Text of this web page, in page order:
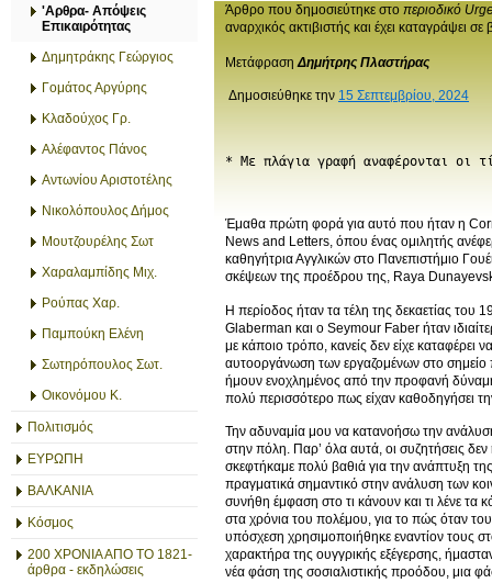
'Αρθρα- Απόψεις
Επικαιρότητας
Δημητράκης Γεώργιος
Γομάτος Αργύρης
Κλαδούχος Γρ.
Αλέφαντος Πάνος
Αντωνίου Αριστοτέλης
Νικολόπουλος Δήμος
Μουτζουρέλης Σωτ
Χαραλαμπίδης Μιχ.
Ρούπας Χαρ.
Παμπούκη Ελένη
Σωτηρόπουλος Σωτ.
Οικονόμου Κ.
Πολιτισμός
ΕΥΡΩΠΗ
ΒΑΛΚΑΝΙΑ
Κόσμος
200 ΧΡΟΝΙΑ ΑΠΟ ΤΟ 1821-
άρθρα - εκδηλώσεις
Άρθρο που δημοσιεύτηκε στο περιοδικό
αναρχικός ακτιβιστής και έχει καταγράψει
Μετάφραση Δημήτρης Πλαστήρας
Δημοσιεύθηκε την 15 Σεπτεμβρίου, 2024
* Με πλάγια γραφή αναφέρονται οι
Έμαθα πρώτη φορά για αυτό που ήταν η
News and Letters, όπου ένας ομιλητής
καθηγήτρια Αγγλικών στο Πανεπιστήμιο
σκέψεων της προέδρου της, Raya
Η περίοδος ήταν τα τέλη της δεκαετίας
Glaberman και ο Seymour Faber ήταν
με κάποιο τρόπο, κανείς δεν είχε καταφέρει
αυτοοργάνωση των εργαζομένων στο σημείο
ήμουν ενοχλημένος από την προφανή δύναμη
πολύ περισσότερο πως είχαν καθοδηγήσει
Την αδυναμία μου να κατανοήσω την
στην πόλη. Παρ’ όλα αυτά, οι συζητήσεις δεν
σκεφτήκαμε πολύ βαθιά για την ανάπτυξη
πραγματικά σημαντικό στην ανάλυση των
συνήθη έμφαση στο τι κάνουν και τι λένε τα
στα χρόνια του πολέμου, για το πώς όταν
υπόσχεση χρησιμοποιήθηκε εναντίον τους
χαρακτήρα της ουγγρικής εξέγερσης,
νέα φάση της σοσιαλιστικής προόδου, μια